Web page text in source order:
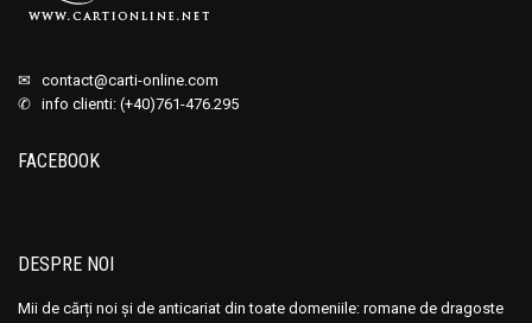
✉ contact@carti-online.com
✆ info clienti: (+40)761-476.295
FACEBOOK
DESPRE NOI
Mii de cărți noi și de anticariat din toate domeniile: romane de dragoste